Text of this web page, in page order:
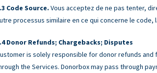
Code Source. Vous acceptez de ne pas tenter,
processus similaire en ce qui concerne le
Donor Refunds; Chargebacks; Disputes
is solely responsible for donor refunds
the Services. Donorbox may pass through